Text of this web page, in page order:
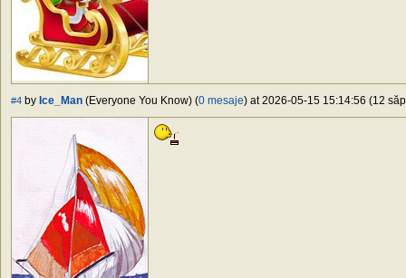
#4 by Ice_Man (Everyone You Know) (0 mesaje) at 2026-05-15 15:14:56 (12